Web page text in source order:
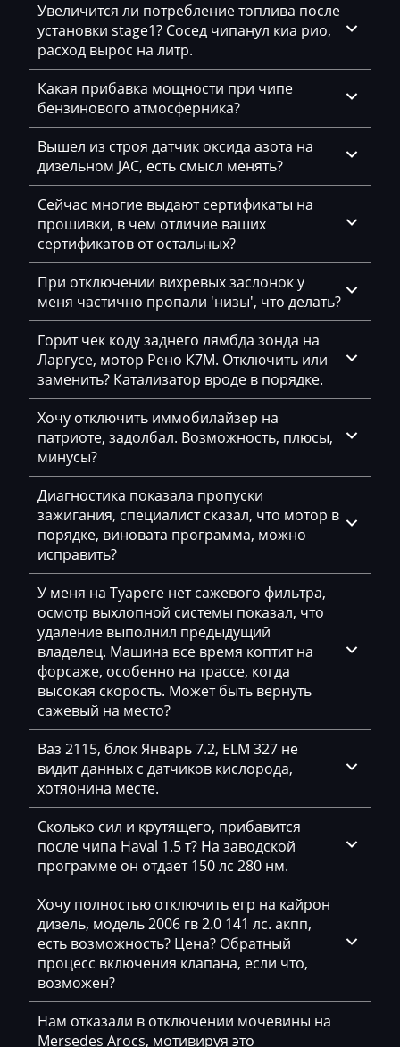
Deutz
Dewulf
Dieci
Dodge
Dongfeng
Doosan
Doppstadt
Dynapac
EcoLog
Eggersmann
Exeed
Extreme moto
Faresin
Farmtrac
FAW
Fendt
Fiat
Ford
Foton
Freightliner
Furukawa
Geely
Gehl
Genie
Genset
Great Wall
Grove
Groz
Hafei
Simos 2xx
Simos 3xx
Simos 4xx
Simos 9xx
Увеличится ли потребление топлива после
установки stage1? Сосед чипанул киа рио,
расход вырос на литр.
Какая прибавка мощности при чипе
бензинового атмосферника?
Вышел из строя датчик оксида азота на
дизельном JAC, есть смысл менять?
Сейчас многие выдают сертификаты на
прошивки, в чем отличие ваших
сертификатов от остальных?
При отключении вихревых заслонок у
меня частично пропали 'низы', что делать?
Горит чек коду заднего лямбда зонда на
Ларгусе, мотор Рено К7М. Отключить или
заменить? Катализатор вроде в порядке.
Хочу отключить иммобилайзер на
патриоте, задолбал. Возможность, плюсы,
минусы?
Диагностика показала пропуски
зажигания, специалист сказал, что мотор в
порядке, виновата программа, можно
исправить?
У меня на Туареге нет сажевого фильтра,
осмотр выхлопной системы показал, что
удаление выполнил предыдущий
владелец. Машина все время коптит на
форсаже, особенно на трассе, когда
высокая скорость. Может быть вернуть
сажевый на место?
Ваз 2115, блок Январь 7.2, ELM 327 не
видит данных с датчиков кислорода,
хотяонина месте.
Сколько сил и крутящего, прибавится
после чипа Haval 1.5 т? На заводской
программе он отдает 150 лс 280 нм.
Хочу полностью отключить егр на кайрон
дизель, модель 2006 гв 2.0 141 лс. акпп,
есть возможность? Цена? Обратный
процесс включения клапана, если что,
возможен?
Нам отказали в отключении мочевины на
Mersedes Arocs, мотивируя это